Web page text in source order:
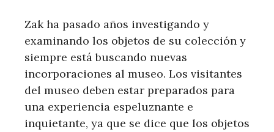
Zak ha pasado años investigando y
examinando los objetos de su colección y
siempre está buscando nuevas
incorporaciones al museo. Los visitantes
del museo deben estar preparados para
una experiencia espeluznante e
inquietante, ya que se dice que los objetos